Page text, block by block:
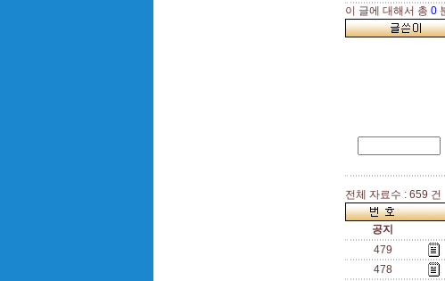
이 글에 대해서 총 0
전체 자료수 : 659 건
공지
479
478